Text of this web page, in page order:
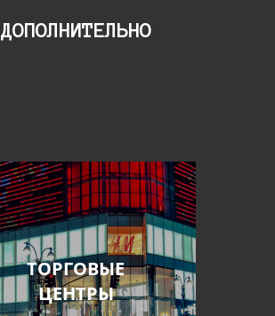
ДОПОЛНИТЕЛЬНО
ТОРГОВЫЕ
ЦЕНТРЫ